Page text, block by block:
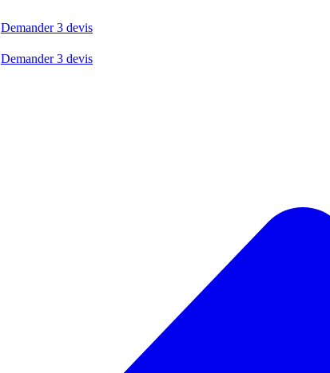
Demander 3 devis
Demander 3 devis